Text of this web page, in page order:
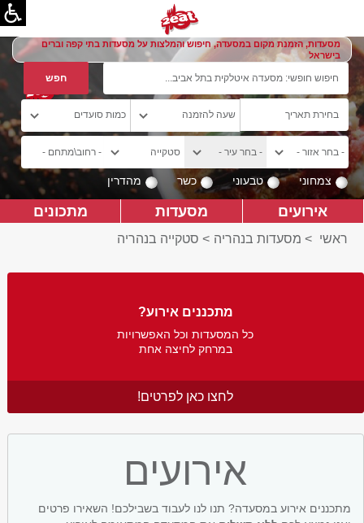
מסעדות, הזמנת מקום במסעדה, חיפוש והמלצות על מסעדות בתי קפה וברים
בישראל
צמחוני טבעוני כשר מהדרין
אירועים מסעדות מתכונים
ראשי > מסעדות בנהריה > סטקייה בנהריה
מתכננים אירוע?
כל המסעדות וכל האפשרויות
במרחק לחיצה אחת
לחצו כאן לפרטים!
אירועים
מתכננים אירוע במסעדה? תנו לנו לעבוד בשבילכם! השאירו פרטים